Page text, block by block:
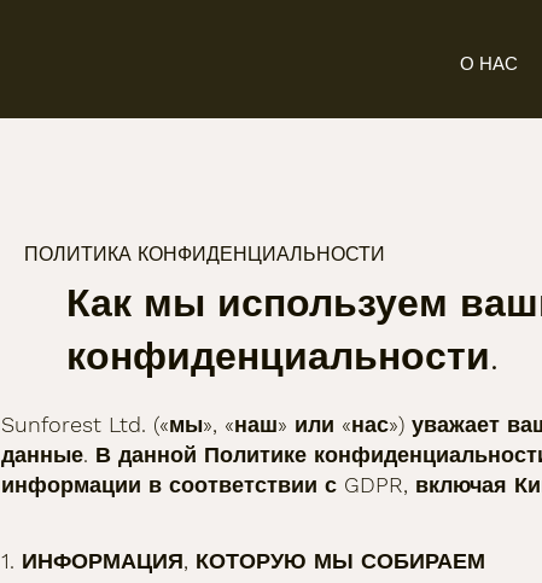
О НАС
ПОЛИТИКА КОНФИДЕНЦИАЛЬНОСТИ
Как мы используем
конфиденциальности.
Sunforest Ltd. («мы», «наш» или «нас») уважает
данные. В данной Политике
информации в соответствии с GDPR, включая
1. ИНФОРМАЦИЯ, КОТОРУЮ МЫ СОБИРАЕМ